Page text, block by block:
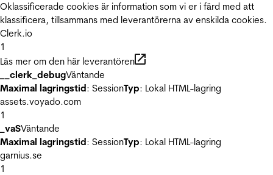
Oklassificerade cookies är information som vi er i färd med att
klassificera, tillsammans med leverantörerna av enskilda cookies.
Clerk.io
1
Läs mer om den här leverantören
__clerk_debugVäntande
Maximal lagringstid: SessionTyp: Lokal HTML-lagring
assets.voyado.com
1
_vaSVäntande
Maximal lagringstid: SessionTyp: Lokal HTML-lagring
garnius.se
1